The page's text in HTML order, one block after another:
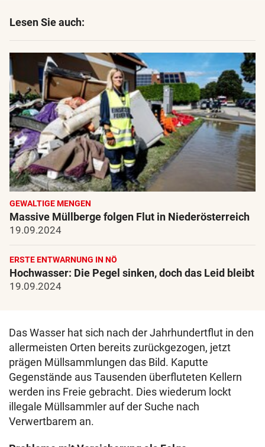
Lesen Sie auch:
GEWALTIGE MENGEN
Massive Müllberge folgen Flut in Niederösterreich
19.09.2024
ERSTE ENTWARNUNG IN NÖ
Hochwasser: Die Pegel sinken, doch das Leid bleibt
19.09.2024
Das Wasser hat sich nach der Jahrhundertflut in den
allermeisten Orten bereits zurückgezogen, jetzt
prägen Müllsammlungen das Bild. Kaputte
Gegenstände aus Tausenden überfluteten Kellern
werden ins Freie gebracht. Dies wiederum lockt
illegale Müllsammler auf der Suche nach
Verwertbarem an.